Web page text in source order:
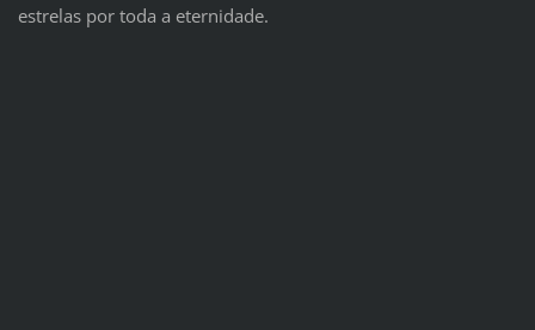
estrelas por toda a eternidade.